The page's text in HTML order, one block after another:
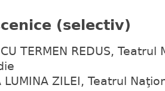
(selectiv)
CU TERMEN REDUS,
LUMINA ZILEI, Teatrul